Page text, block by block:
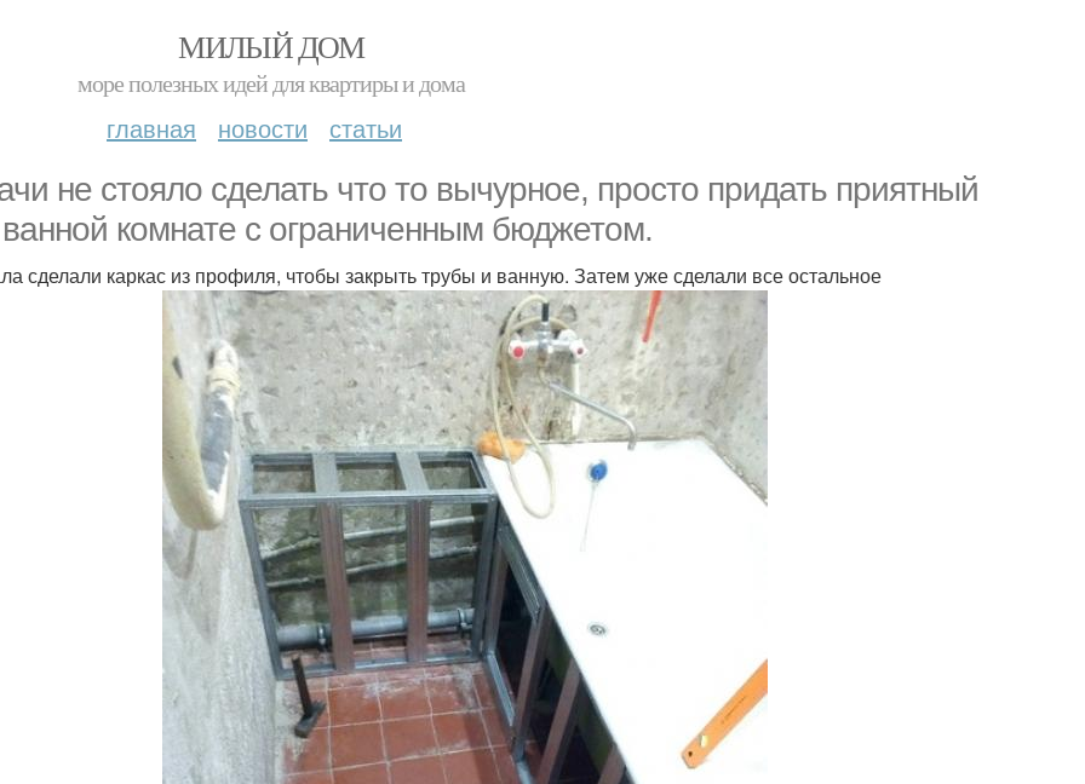
МИЛЫЙ ДОМ
море полезных идей для квартиры и дома
главная новости статьи
не стояло сделать что то вычурное, просто придать приятный
комнате с ограниченным бюджетом.
сделали каркас из профиля, чтобы закрыть трубы и ванную. Затем уже сделали все остальное